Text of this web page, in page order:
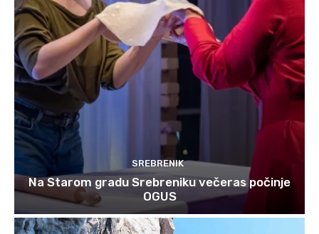
SREBRENIK
Na Starom gradu Srebreniku večeras počinje
OGUS